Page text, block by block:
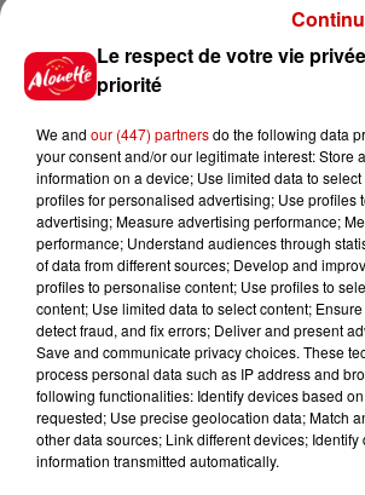
Gagnez vos
Festival du Roi
Gagnez vos
Musée du Sport
Mans !
Alouette vous
Futuroscope
Le respect de votre vie
priorité
We and our (447) partnersdo the following data
your consent and/or our legitimate interest: Store
information on a device; Use limited data to
profiles for personalised advertising; Use profiles
advertising; Measure advertising performance;
performance; Understand audiences through
of data from different sources; Develop and
profiles to personalise content; Use profiles to
content; Use limited data to select content;
detect fraud, and fix errors; Deliver and present
Save and communicate privacy choices. These
process personal data such as IP address and
following functionalities: Identify devices based
requested; Use precise geolocation data; Match
other data sources; Link different devices;
information transmitted automatically.